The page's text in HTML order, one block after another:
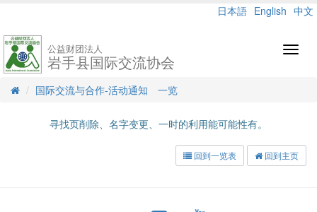
日本語 English 中文
公益财团法人
岩手县国际交流协会
国际交流与合作-活动通知 一览
寻找页削除、名字变更、一时的利用能可能性有。
回到一览表 回到主页